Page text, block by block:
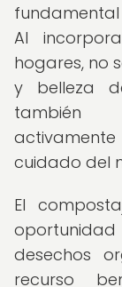
Al
hogares, no
y belleza
también
cuidado del
El
desechos
recurso